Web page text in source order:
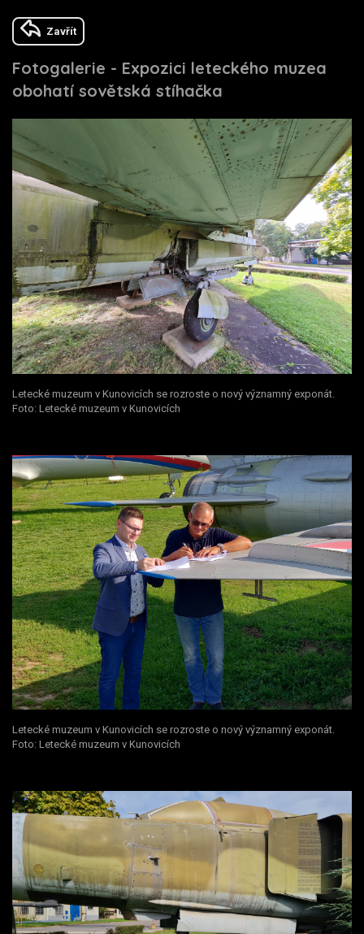
Zavřít
Fotogalerie - Expozici leteckého muzea
obohatí sovětská stíhačka
Letecké muzeum v Kunovicích se rozroste o nový významný exponát.
Foto: Letecké muzeum v Kunovicích
Letecké muzeum v Kunovicích se rozroste o nový významný exponát.
Foto: Letecké muzeum v Kunovicích